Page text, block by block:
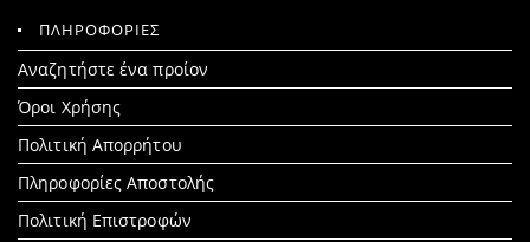
ΠΛΗΡΟΦΟΡΙΕΣ
Αναζητήστε ένα προίον
Search
for:
Όροι Χρήσης
Πολιτική Απορρήτου
Πληροφορίες Αποστολής
Πολιτική Επιστροφών